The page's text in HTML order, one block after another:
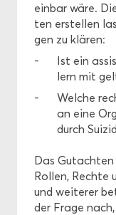
ein­bar wäre.
ten er­stel­len
gen zu klä­ren:
Ist ein
lern mit
Wel­che
an eine
durch
Das
Rol­len, Rech­te
und wei­te­rer
der Frage